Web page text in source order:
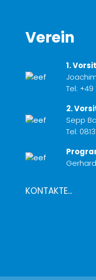
Verein
1.
Tel: +49
2.
Sepp
Tel:
KONTAKTE...